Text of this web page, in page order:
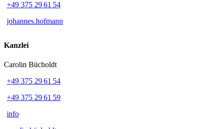
+49 375 29 61 54
johannes.hofmann
Kanzlei
Carolin Bücholdt
+49 375 29 61 54
+49 375 29 61 59
info